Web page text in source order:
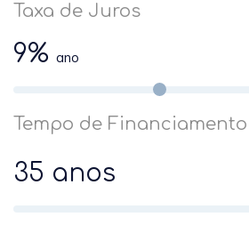
Taxa de Juros
9% ano
Tempo de Financiamento
35 anos